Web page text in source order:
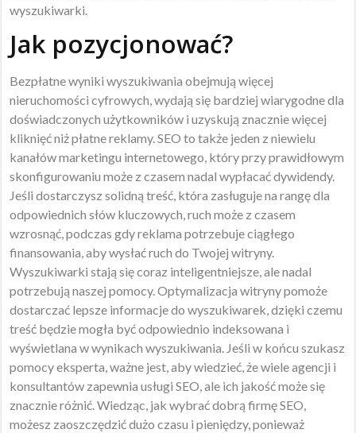
wyszukiwarki.
Jak pozycjonować?
Bezpłatne wyniki wyszukiwania obejmują więcej
nieruchomości cyfrowych, wydają się bardziej wiarygodne dla
doświadczonych użytkowników i uzyskują znacznie więcej
kliknięć niż płatne reklamy. SEO to także jeden z niewielu
kanałów marketingu internetowego, który przy prawidłowym
skonfigurowaniu może z czasem nadal wypłacać dywidendy.
Jeśli dostarczysz solidną treść, która zasługuje na rangę dla
odpowiednich słów kluczowych, ruch może z czasem
wzrosnąć, podczas gdy reklama potrzebuje ciągłego
finansowania, aby wysłać ruch do Twojej witryny.
Wyszukiwarki stają się coraz inteligentniejsze, ale nadal
potrzebują naszej pomocy. Optymalizacja witryny pomoże
dostarczać lepsze informacje do wyszukiwarek, dzięki czemu
treść będzie mogła być odpowiednio indeksowana i
wyświetlana w wynikach wyszukiwania. Jeśli w końcu szukasz
pomocy eksperta, ważne jest, aby wiedzieć, że wiele agencji i
konsultantów zapewnia usługi SEO, ale ich jakość może się
znacznie różnić. Wiedząc, jak wybrać dobrą firmę SEO,
możesz zaoszczędzić dużo czasu i pieniędzy, ponieważ